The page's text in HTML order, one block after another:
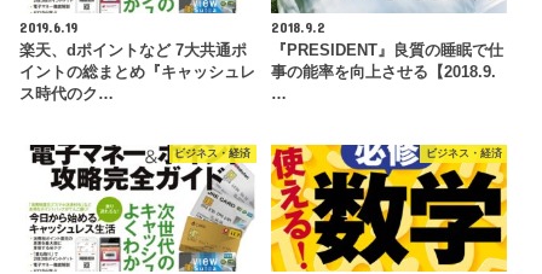
2019.6.19
楽天、dポイントなど 7大共通ポ
イントの総まとめ『キャッシュレ
ス時代のク…
2018.9.2
『PRESIDENT』良質の睡眠で仕
事の能率を向上させる【2018.9.
…
ビジネス・経済 ビジネス・経済